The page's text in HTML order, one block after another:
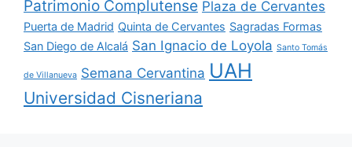
Patrimonio Complutense Plaza de Cervantes
Puerta de Madrid Quinta de Cervantes Sagradas Formas
San Diego de Alcalá San Ignacio de Loyola Santo Tomás
de Villanueva Semana Cervantina UAH
Universidad Cisneriana